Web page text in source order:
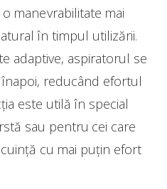
manevrabilitate mai
în timpul utilizării.
adaptive, aspiratorul se
reducând efortul
este utilă în special
sau pentru cei care
cu mai puțin efort